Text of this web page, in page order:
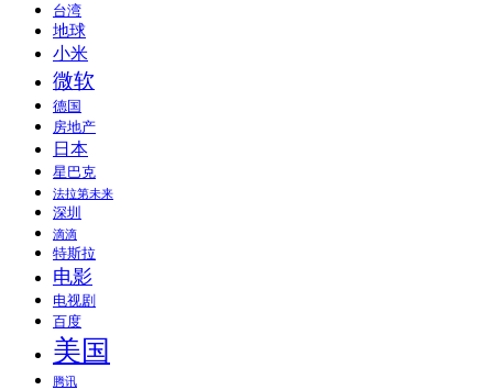
台湾
地球
小米
微软
德国
房地产
日本
星巴克
法拉第未来
深圳
滴滴
特斯拉
电影
电视剧
百度
美国
腾讯